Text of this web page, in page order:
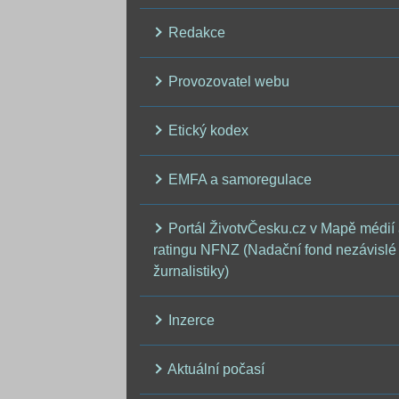
Redakce
Provozovatel webu
Etický kodex
EMFA a samoregulace
Portál ŽivotvČesku.cz v Mapě médií
ratingu NFNZ (Nadační fond nezávislé
žurnalistiky)
Inzerce
Aktuální počasí